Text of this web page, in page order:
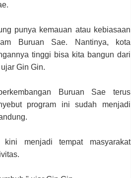
punya kemauan atau kebiasaan
Buruan Sae. Nantinya, kota
tinggi bisa kita bangun dari
Gin Gin.
Buruan Sae terus
program ini sudah menjadi
menjadi tempat masyarakat